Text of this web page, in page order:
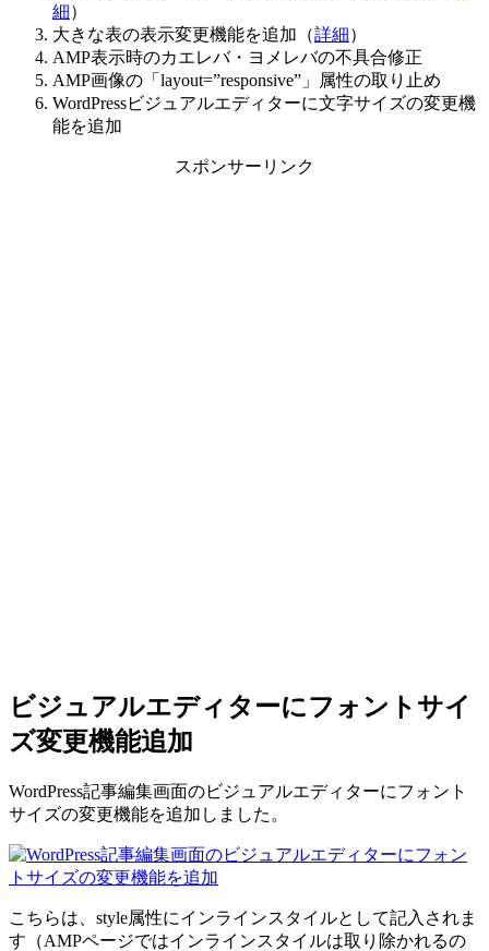
細）
大きな表の表示変更機能を追加（詳細）
AMP表示時のカエレバ・ヨメレバの不具合修正
AMP画像の「layout=”responsive”」属性の取り止め
WordPressビジュアルエディターに文字サイズの変更機
能を追加
スポンサーリンク
ビジュアルエディターにフォントサイ
ズ変更機能追加
WordPress記事編集画面のビジュアルエディターにフォント
サイズの変更機能を追加しました。
こちらは、style属性にインラインスタイルとして記入されま
す（AMPページではインラインスタイルは取り除かれるの